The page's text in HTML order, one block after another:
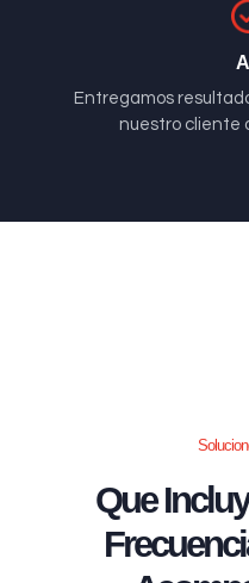
Entregamos
nuestro cliente
Que